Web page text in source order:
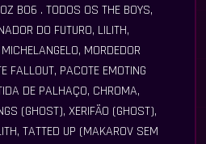
BO6 . TODOS OS THE BOYS,
DO FUTURO, LILITH,
MORDEDOR
FALLOUT, PACOTE EMOTING
DE PALHAÇO, CHROMA,
(GHOST), XERIFÃO (GHOST),
TATTED UP (MAKAROV SEM